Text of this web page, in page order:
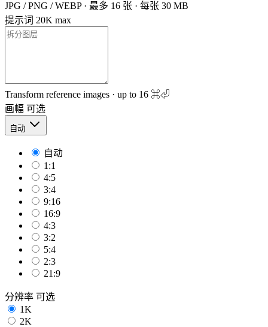
JPG / PNG / WEBP · 最多 16 张 · 每张 30 MB
提示词 20K max
Transform reference images · up to 16 ⌘⏎
画幅 可选
自动
自动
1:1
4:5
3:4
9:16
16:9
4:3
3:2
5:4
2:3
21:9
分辨率 可选
1K
2K